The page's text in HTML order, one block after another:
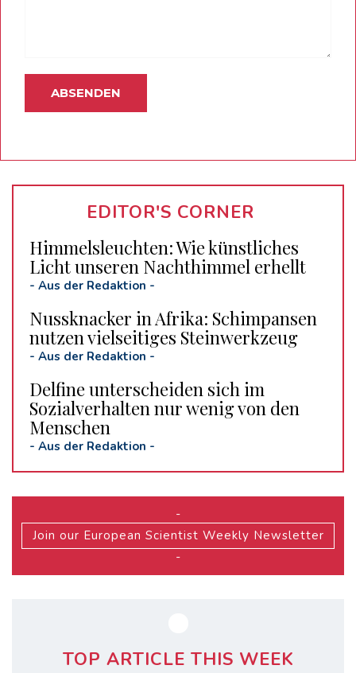
EDITOR'S CORNER
Himmelsleuchten: Wie künstliches
Licht unseren Nachthimmel erhellt
- Aus der Redaktion -
Nussknacker in Afrika: Schimpansen
nutzen vielseitiges Steinwerkzeug
- Aus der Redaktion -
Delfine unterscheiden sich im
Sozialverhalten nur wenig von den
Menschen
- Aus der Redaktion -
-
Join our European Scientist Weekly Newsletter
-
TOP ARTICLE THIS WEEK